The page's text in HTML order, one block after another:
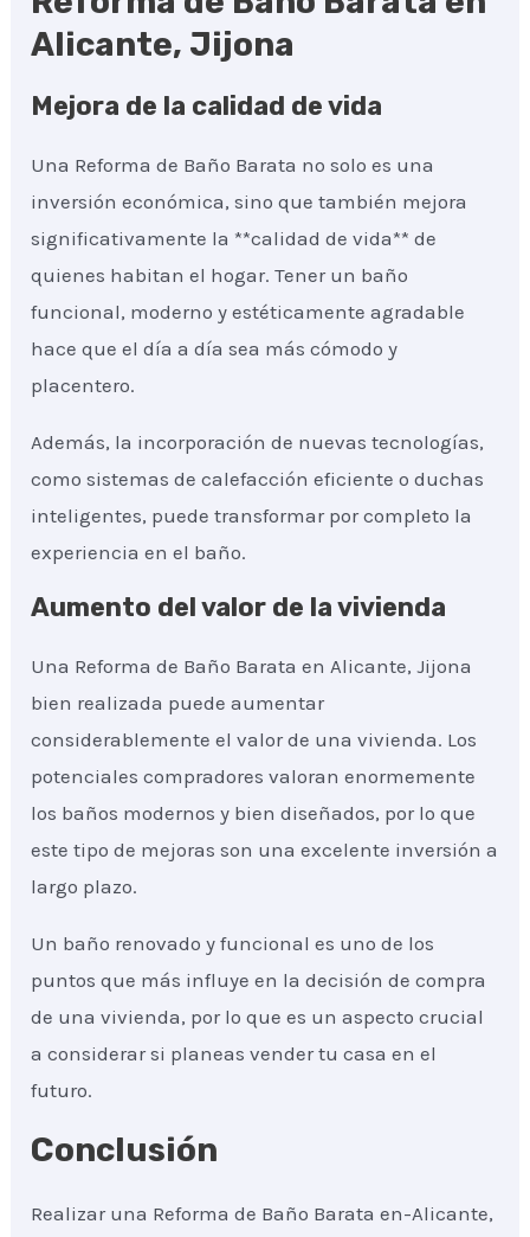
Alicante, Jijona
Mejora de la calidad de vida
Una Reforma de Baño Barata no solo es una
inversión económica, sino que también mejora
significativamente la **calidad de vida** de
quienes habitan el hogar. Tener un baño
funcional, moderno y estéticamente agradable
hace que el día a día sea más cómodo y
placentero.
Además, la incorporación de nuevas tecnologías,
como sistemas de calefacción eficiente o duchas
inteligentes, puede transformar por completo la
experiencia en el baño.
Aumento del valor de la vivienda
Una Reforma de Baño Barata en Alicante, Jijona
bien realizada puede aumentar
considerablemente el valor de una vivienda. Los
potenciales compradores valoran enormemente
los baños modernos y bien diseñados, por lo que
este tipo de mejoras son una excelente inversión a
largo plazo.
Un baño renovado y funcional es uno de los
puntos que más influye en la decisión de compra
de una vivienda, por lo que es un aspecto crucial
a considerar si planeas vender tu casa en el
futuro.
Conclusión
Realizar una Reforma de Baño Barata en-Alicante,